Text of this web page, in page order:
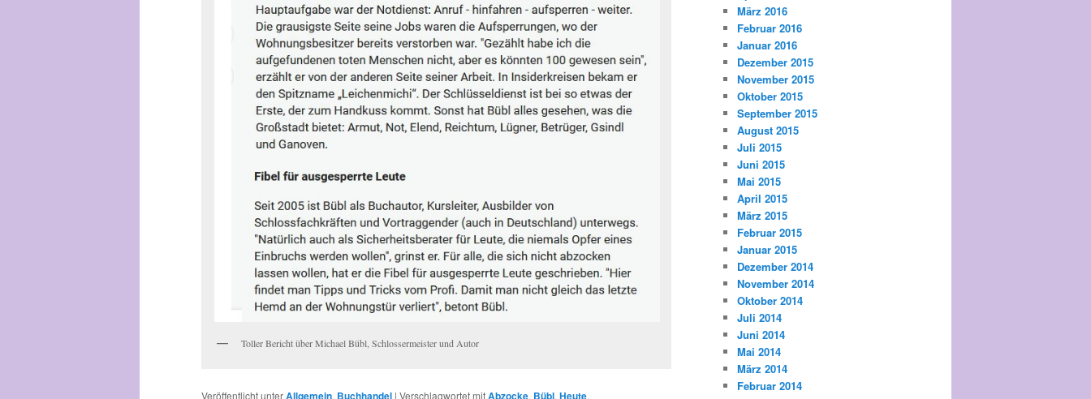
Toller Bericht über Michael Bübl, Schlossermeister und Autor
Veröffentlicht unterAllgemein, Buchhandel | Verschlagwortet mitAbzocke, Bübl, Heute,
März 2016
Februar 2016
Januar 2016
Dezember 2015
November 2015
Oktober 2015
September 2015
August 2015
Juli 2015
Juni 2015
Mai 2015
April 2015
März 2015
Februar 2015
Januar 2015
Dezember 2014
November 2014
Oktober 2014
Juli 2014
Juni 2014
Mai 2014
März 2014
Februar 2014